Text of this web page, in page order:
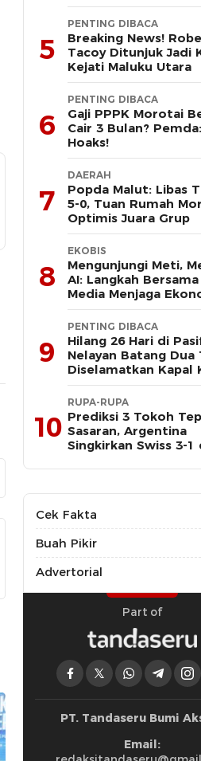
5
PENTING DIBACA
Breaking News!
Tacoy Ditunjuk Jadi
Kejati Maluku Utara
6
PENTING DIBACA
Gaji PPPK Morotai
Cair 3 Bulan?
Hoaks!
7
DAERAH
Popda Malut: Libas
5-0, Tuan Rumah
Optimis Juara Grup
8
EKOBIS
Mengunjungi Meti,
AI: Langkah
Media Menjaga
Maluku Utara
9
PENTING DIBACA
Hilang 26 Hari di
Nelayan Batang Dua
Diselamatkan Kapal
Prancis
10
RUPA-RUPA
Prediksi 3 Tokoh
Sasaran, Argentina
Singkirkan Swiss 3-1
Cek Fakta
Buah Pikir
Advertorial
Part of
PT. Tandaseru Bumi
Email: